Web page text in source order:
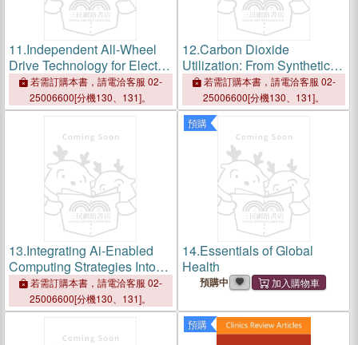
11.Independent All-Wheel
Drive Technology for Electric
Vehicles
若需訂購本書，請電洽客服 02-
25006600[分機130、131]。
12.Carbon Dioxide
Utilization: From Synthetic
Chemistry to Global
Sustainability
若需訂購本書，請電洽客服 02-
25006600[分機130、131]。
13.Integrating Ai-Enabled
Computing Strategies Into
Sustainable Development
若需訂購本書，請電洽客服 02-
25006600[分機130、131]。
預購
14.Essentials of Global
Health
預購中
預購